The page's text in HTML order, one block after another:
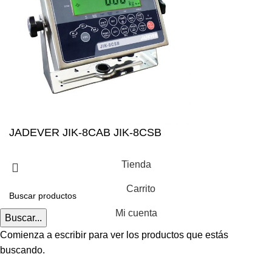
JADEVER JIK-8CAB JIK-8CSB
Buscar...
Comienza a escribir para ver los productos que estás
buscando.
Tienda
Carrito
Mi cuenta